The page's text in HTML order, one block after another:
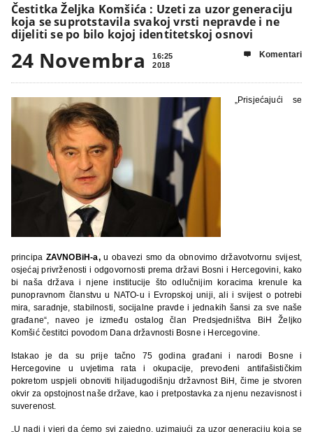
Čestitka Željka Komšića : Uzeti za uzor generaciju
koja se suprotstavila svakoj vrsti nepravde i ne
dijeliti se po bilo kojoj identitetskoj osnovi
24 Novembra
16:25
2018
 Komentari
„Prisjećajući se
principa ZAVNOBiH-a,u obavezi smo da obnovimo državotvornu svijest,
osjećaj privrženosti i odgovornosti prema državi Bosni i Hercegovini, kako
bi naša država i njene institucije što odlučnijim koracima krenule ka
punopravnom članstvu u NATO-u i Evropskoj uniji, ali i svijest o potrebi
mira, saradnje, stabilnosti, socijalne pravde i jednakih šansi za sve naše
građane“, naveo je između ostalog član Predsjedništva BiH Željko
Komšić čestitci povodom Dana državnosti Bosne i Hercegovine.
Istakao je da su prije tačno 75 godina građani i narodi Bosne i
Hercegovine u uvjetimarata i okupacije, prevođeni antifašističkim
pokretom uspjeli obnoviti hiljadugodišnju državnost BiH, čime je stvoren
okvir za opstojnost naše države, kao i pretpostavka za njenu nezavisnost i
suverenost.
„U nadi i vjeri da ćemo svi zajedno, uzimajući za uzor generaciju koja se